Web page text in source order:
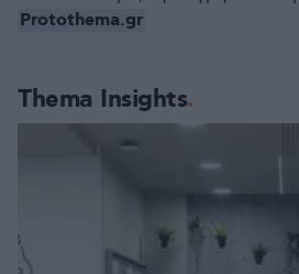
Thema Insights
Protothema.gr